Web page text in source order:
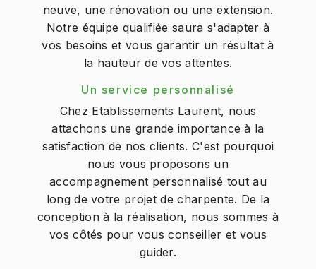
neuve, une rénovation ou une extension.
Notre équipe qualifiée saura s'adapter à
vos besoins et vous garantir un résultat à
la hauteur de vos attentes.
Un service personnalisé
Chez Etablissements Laurent, nous
attachons une grande importance à la
satisfaction de nos clients. C'est pourquoi
nous vous proposons un
accompagnement personnalisé tout au
long de votre projet de charpente. De la
conception à la réalisation, nous sommes à
vos côtés pour vous conseiller et vous
guider.